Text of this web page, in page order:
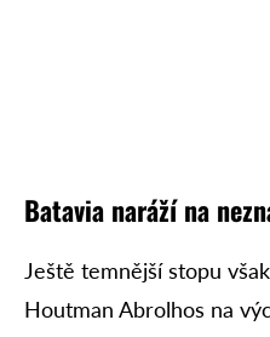
Batavia naráží na
Ještě temnější stopu
Houtman Abrolhos na